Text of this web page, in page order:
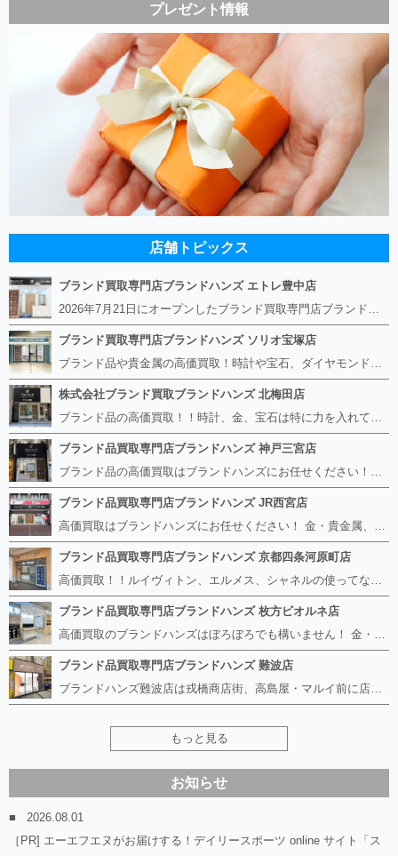
プレゼント情報
店舗トピックス
ブランド買取専門店ブランドハンズ エトレ豊中店
2026年7月21日にオープンしたブランド買取専門店ブランドハンズ エトレ豊中店です。 阪急豊中駅直結のショッピングモール エトレとよなかの１階に店舗がございます。 金・貴金属、ブランド品、時計、宝石などその他ブランド食器や美容機器、ブランド香水や化粧品などの取り扱いもございます。 熟練の鑑定士が親切・丁寧に接客、査定をさせていただきます。 査定だけでもOK。お気軽にご来店下さいませ！
ブランド買取専門店ブランドハンズ ソリオ宝塚店
ブランド品や貴金属の高価買取！時計や宝石、ダイヤモンドなど家に眠っているものがあったら捨てる前にブランドハンズへお越しください。 査定料は無料、お値段が付くものかお調べいたします！ 宅配買取もありますので使っていない古いルイヴィトンのバッグや財布、壊れているオメガの時計、千切れている金のネックレスや指輪、小型家電も取り扱っておりますのでお気軽にご利用下さい☆ その他ブランド食器、銀シルバー製品、美容機器、脱毛器、スマホなど幅広く取り扱っております！
株式会社ブランド買取ブランドハンズ 北梅田店
ブランド品の高価買取！！時計、金、宝石は特に力を入れています！ ルイヴィトン、シャネル、ロレックス、エルメスはもちろん、グッチ、プラダ、セリーヌ、フェンディなどなど、 その他ブランド食器、銀シルバー製品、美容機器、脱毛器、スマホなど幅広く取り扱っているので まずは無料査定にお越しください！ 手数料は全て無料！全国対応の宅配買取も行っておりますのでお気軽にご連絡下さい！
ブランド品買取専門店ブランドハンズ 神戸三宮店
ブランド品の高価買取はブランドハンズにお任せください！！ 高騰し続けている金・貴金属はもちろん、ルイヴィトン、エルメス、シャネル、ロレックスは特に力を入れております。 その他ブランド食器、銀シルバー製品、美容機器、脱毛器、スマホなど幅広く取り扱っております！ 鑑定士は経験豊富で親切丁寧な対応を心がけております。 鑑定書がないものでもしっかり見させて頂きます。
ブランド品買取専門店ブランドハンズ JR西宮店
高価買取はブランドハンズにお任せください！ 金・貴金属、ルイヴィトン、エルメス、シャネル、ロレックスは特に力を入れておりますが、 他店で断られたボロボロになったバッグや財布、壊れたブランド品、時計、千切れた貴金属もお買取り可能です。 経験豊富な鑑定士が宝石やダイヤモンドの鑑定書がないものでもしっかり見させて頂きます。 その他ブランド食器、銀シルバー製品、美容機器、脱毛器、スマホなど幅広く取り扱っております！ 是非お気軽にお越しください。
ブランド品買取専門店ブランドハンズ 京都四条河原町店
高価買取！！ルイヴィトン、エルメス、シャネルの使ってないものなど ブランドハンズならボロボロでも構いません。 他店に断られたものも当店ならお買取り可能です！ ロレックスやフェンディ、グッチも大歓迎です！ ブランド品や貴金属、時計、宝石、ダイヤモンドは特に高価買取ですのでお査定だけでもお待ちしております。
ブランド品買取専門店ブランドハンズ 枚方ビオルネ店
高価買取のブランドハンズはぼろぼろでも構いません！ 金・貴金属、ルイヴィトンやエルメス、シャネルの使ってないものはございませんか？ 他店に断られたものも当店ならお買取り可能です！ ロレックスやフェンディ、グッチも大歓迎！ ブランド品や貴金属、時計、宝石、ダイヤモンドは特に高価買取ですがブランド食器、スマホ、美容機器、銀製品など幅広く取り扱っております。
ブランド品買取専門店ブランドハンズ 難波店
ブランドハンズ難波店は戎橋商店街、高島屋・マルイ前に店舗があります！ ボロボロのルイヴィトン、エルメス、シャネルも高価買取！！ ぼろぼろのものでもブランドハンズなら高くお買取り致します！ ブランド香水や化粧品、動かない時計、ロレックスは特に高価買取です。 貴金属や宝石、ダイヤモンドの鑑定書がないものでもしっかり見させて頂きます。 是非お気軽にお越しください。
もっと見る
お知らせ
2026.08.01
［PR] エーエフエヌがお届けする！デイリースポーツ online サイト「ス